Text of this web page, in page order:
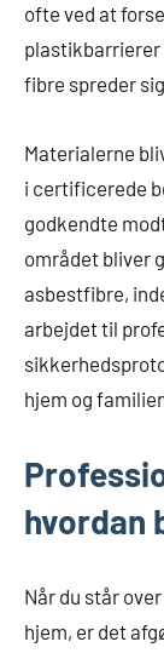
ofte ved at
plastikbarrierer
fibre spreder
Materialerne
i certificerede
godkendte
området bliver
asbestfibre,
arbejdet til
hjem og
hvordan
Når du står
hjem, er det